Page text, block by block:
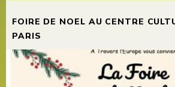
FOIRE DE NOEL AU CENTRE
PARIS